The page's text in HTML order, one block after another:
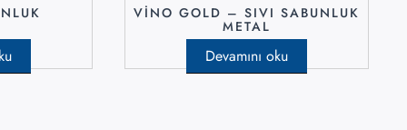
VINO GOLD – SIVI SABUNLUK
METAL
Devamını oku